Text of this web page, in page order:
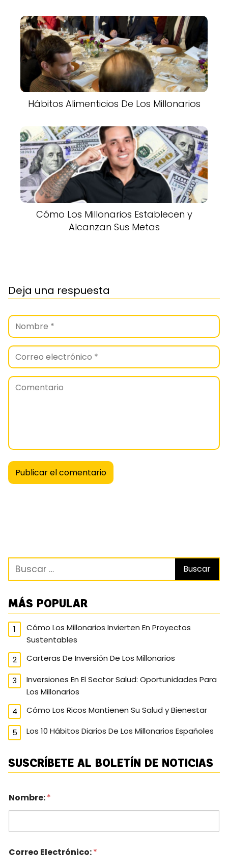
Hábitos Alimenticios De Los Millonarios
Cómo Los Millonarios Establecen y
Alcanzan Sus Metas
Deja una respuesta
MÁS POPULAR
Cómo Los Millonarios Invierten En Proyectos
Sustentables
Carteras De Inversión De Los Millonarios
Inversiones En El Sector Salud: Oportunidades Para
Los Millonarios
Cómo Los Ricos Mantienen Su Salud y Bienestar
Los 10 Hábitos Diarios De Los Millonarios Españoles
SUSCRÍBETE AL BOLETÍN DE NOTICIAS
Nombre:*
Correo Electrónico:*